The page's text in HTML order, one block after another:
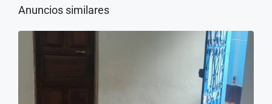
Anuncios similares